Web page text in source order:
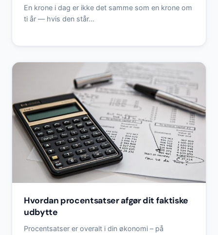
En krone i dag er ikke det samme som en krone om
ti år — hvis den står…
Hvordan procentsatser afgør dit faktiske
udbytte
Procentsatser er overalt i din økonomi – på